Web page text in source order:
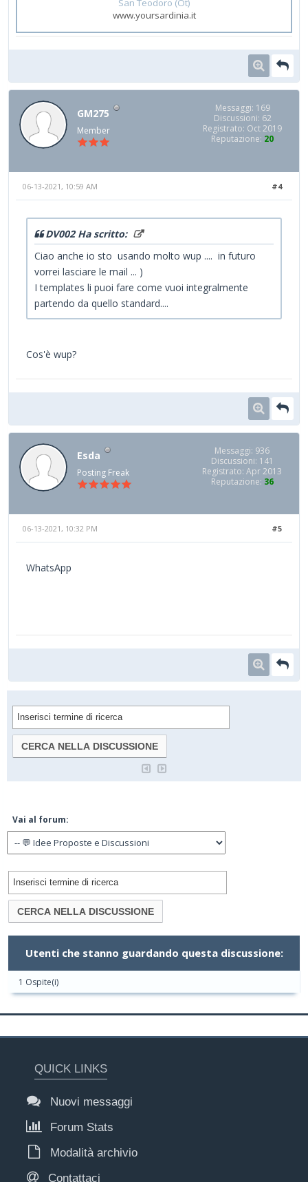
San Teodoro (Ot)
www.yoursardinia.it
GM275
Member
Messaggi: 169
Discussioni: 62
Registrato: Oct 2019
Reputazione: 20
#4
06-13-2021, 10:59 AM
DV002 Ha scritto:
Ciao anche io sto usando molto wup .... in futuro
vorrei lasciare le mail ... )
I templates li puoi fare come vuoi integralmente
partendo da quello standard....
Cos'è wup?
Esda
Posting Freak
Messaggi: 936
Discussioni: 141
Registrato: Apr 2013
Reputazione: 36
#5
06-13-2021, 10:32 PM
WhatsApp
Vai al forum:
Utenti che stanno guardando questa discussione:
1 Ospite(i)
QUICK LINKS
Nuovi messaggi
Forum Stats
Modalità archivio
Contattaci